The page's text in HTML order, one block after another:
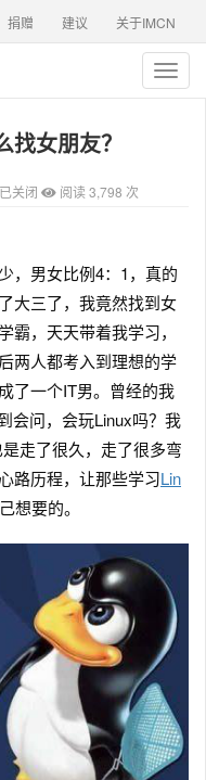
关于IMCN
建议
捐赠
T
o
i
g
a
t
i
o
n
女朋友？
关闭 阅读 3,798 次
，男女比例4：1，真的
大三了，我竟然找到女
霸，天天带着我学习，
两人都考入到理想的学
了一个IT男。曾经的我
会问，会玩Linux吗？我
走了很久，走了很多弯
路历程，让那些学习Lin
想要的。